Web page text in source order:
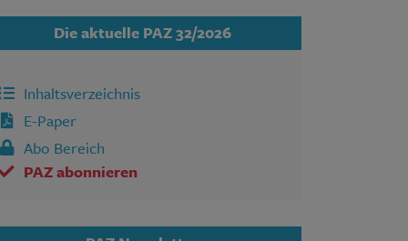
Datenschutz
SUCHEN
Die aktuelle PAZ 32/2026
Inhaltsverzeichnis
E-Paper
Abo Bereich
PAZ abonnieren